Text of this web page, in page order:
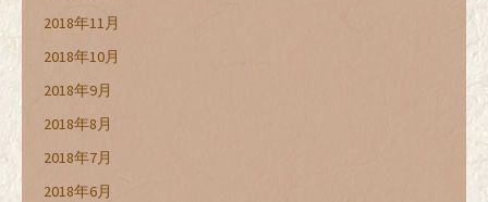
2018年11月
2018年10月
2018年9月
2018年8月
2018年7月
2018年6月